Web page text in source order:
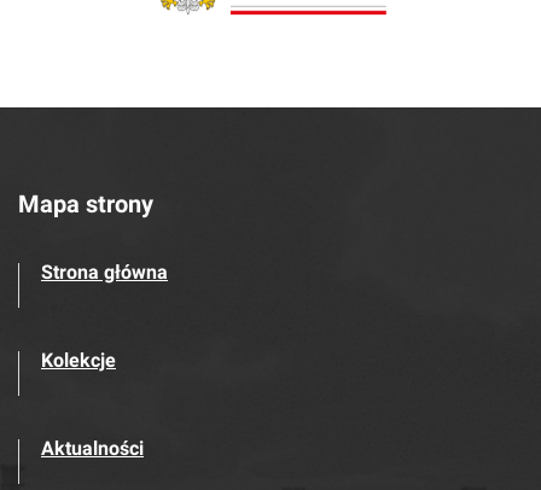
Mapa strony
Strona główna
Kolekcje
Aktualności